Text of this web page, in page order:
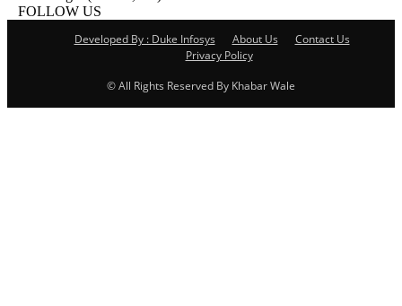
FOLLOW US
Developed By : Duke Infosys
About Us
Contact Us
Privacy Policy
© All Rights Reserved By Khabar Wale